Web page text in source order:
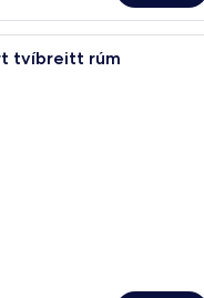
Dúnsængur, öryggishólf í
tvíbreitt rúm